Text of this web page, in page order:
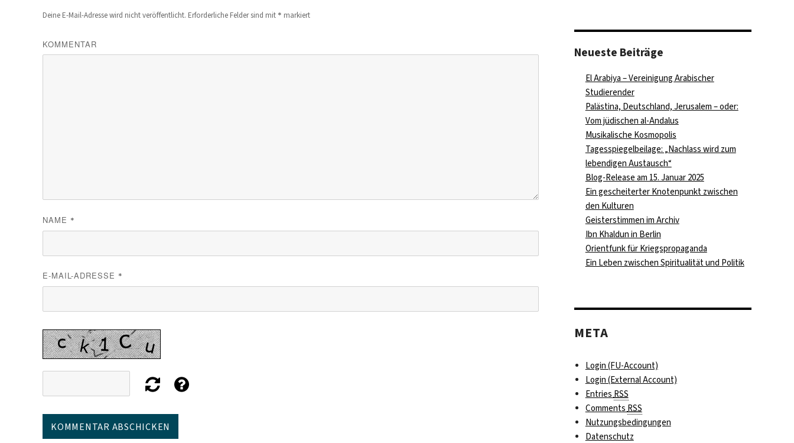
Deine E-Mail-Adresse wird nicht veröffentlicht. Erforderliche Felder sind mit * markiert
KOMMENTAR
NAME *
E-MAIL-ADRESSE *
Neueste Beiträge
El Arabiya – Vereinigung Arabischer
Studierender
Palästina, Deutschland, Jerusalem – oder:
Vom jüdischen al-Andalus
Musikalische Kosmopolis
Tagesspiegelbeilage: „Nachlass wird zum
lebendigen Austausch“
Blog-Release am 15. Januar 2025
Ein gescheiterter Knotenpunkt zwischen
den Kulturen
Geisterstimmen im Archiv
Ibn Khaldun in Berlin
Orientfunk für Kriegspropaganda
Ein Leben zwischen Spiritualität und Politik
META
Login (FU-Account)
Login (External Account)
Entries RSS
Comments RSS
Nutzungsbedingungen
Datenschutz